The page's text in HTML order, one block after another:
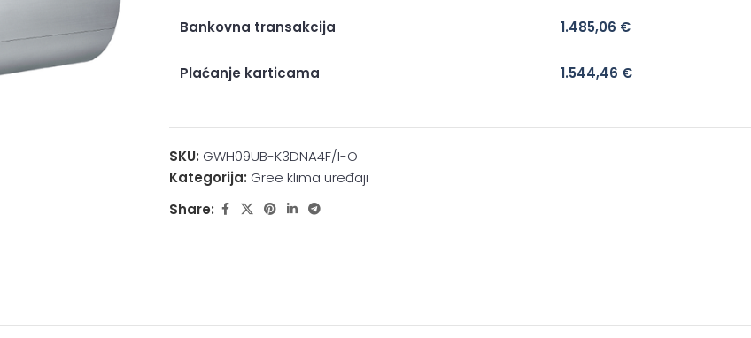
Bankovna transakcija 1.485,06 €
Plaćanje karticama 1.544,46 €
SKU: GWH09UB-K3DNA4F/I-O
Kategorija: Gree klima uređaji
Share: